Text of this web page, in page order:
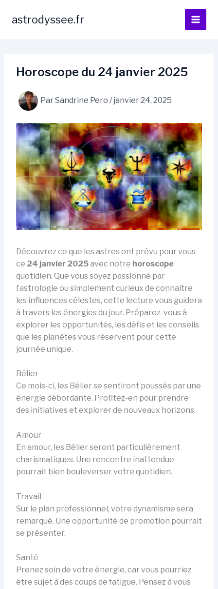
astrodyssee.fr
Horoscope du 24 janvier 2025
ParSandrine Pero /janvier 24, 2025
Découvrez ce que les astres ont prévu pour vous
ce 24 janvier 2025avec notre horoscope
quotidien. Que vous soyez passionné par
l’astrologie ou simplement curieux de connaître
les influences célestes, cette lecture vous guidera
à travers les énergies du jour. Préparez-vous à
explorer les opportunités, les défis et les conseils
que les planètes vous réservent pour cette
journée unique.
Bélier
Ce mois-ci, les Bélier se sentiront poussés par une
énergie débordante. Profitez-en pour prendre
des initiatives et explorer de nouveaux horizons.
Amour
En amour, les Bélier seront particulièrement
charismatiques. Une rencontre inattendue
pourrait bien bouleverser votre quotidien.
Travail
Sur le plan professionnel, votre dynamisme sera
remarqué. Une opportunité de promotion pourrait
se présenter.
Santé
Prenez soin de votre énergie, car vous pourriez
être sujet à des coups de fatigue. Pensez à vous